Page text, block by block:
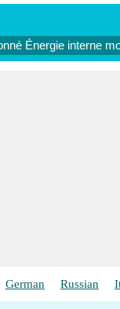
Énergie interne
German Russian